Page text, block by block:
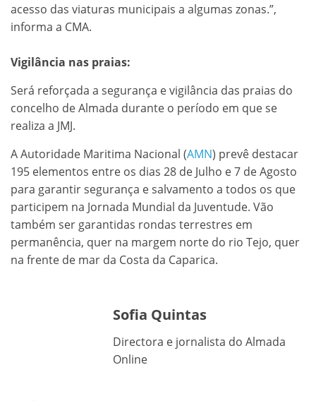
acesso das viaturas municipais a algumas zonas.”,
informa a CMA.
Vigilância nas praias:
Será reforçada a segurança e vigilância das praias do
concelho de Almada durante o período em que se
realiza a JMJ.
A Autoridade Maritima Nacional (AMN) prevê destacar
195 elementos entre os dias 28 de Julho e 7 de Agosto
para garantir segurança e salvamento a todos os que
participem na Jornada Mundial da Juventude. Vão
também ser garantidas rondas terrestres em
permanência, quer na margem norte do rio Tejo, quer
na frente de mar da Costa da Caparica.
Sofia Quintas
Directora e jornalista do Almada
Online